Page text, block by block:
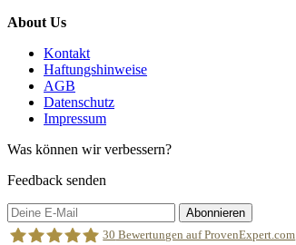
About Us
Kontakt
Haftungshinweise
AGB
Datenschutz
Impressum
Was können wir verbessern?
Feedback senden
Abonnieren
30 Bewertungen auf ProvenExpert.com